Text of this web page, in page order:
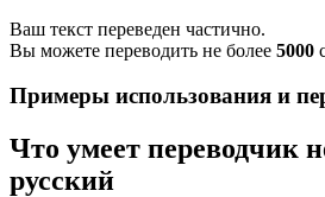
Ваш текст переведен частично.
Вы можете переводить не более 5000
Примеры использования и
Что умеет переводчик
русский